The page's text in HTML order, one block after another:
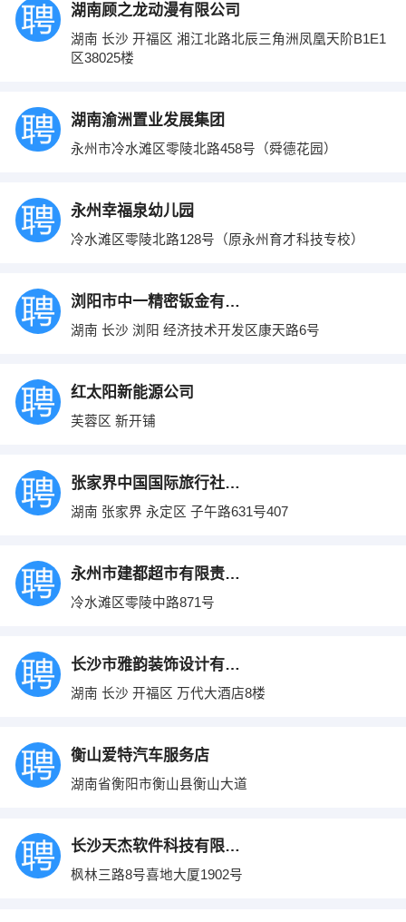
湖南顾之龙动漫有限公司
湖南 长沙 开福区 湘江北路北辰三角洲凤凰天阶B1E1
区38025楼
湖南渝洲置业发展集团
永州市冷水滩区零陵北路458号（舜德花园）
永州幸福泉幼儿园
冷水滩区零陵北路128号（原永州育才科技专校）
浏阳市中一精密钣金有限公司
湖南 长沙 浏阳 经济技术开发区康天路6号
红太阳新能源公司
芙蓉区 新开铺
张家界中国国际旅行社有限公司
湖南 张家界 永定区 子午路631号407
永州市建都超市有限责任公司
冷水滩区零陵中路871号
长沙市雅韵装饰设计有限责任公司
湖南 长沙 开福区 万代大酒店8楼
衡山爱特汽车服务店
湖南省衡阳市衡山县衡山大道
长沙天杰软件科技有限公司
枫林三路8号喜地大厦1902号